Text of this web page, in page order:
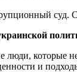
суд. С
которые
и